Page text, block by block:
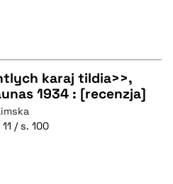
karaj tildia>>,
1934 : [recenzja]
/ s. 100